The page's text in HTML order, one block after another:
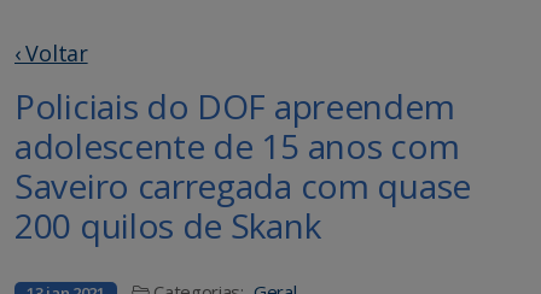
‹ Voltar
Policiais do DOF apreendem
adolescente de 15 anos com
Saveiro carregada com quase
200 quilos de Skank